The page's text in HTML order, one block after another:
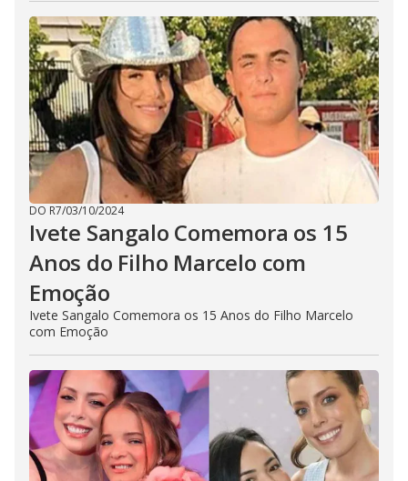
DO R7/03/10/2024
Ivete Sangalo Comemora os 15
Anos do Filho Marcelo com
Emoção
Ivete Sangalo Comemora os 15 Anos do Filho Marcelo
com Emoção